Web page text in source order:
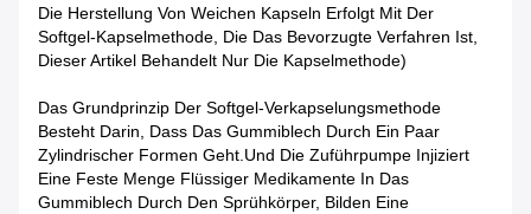
Die Herstellung Von Weichen Kapseln Erfolgt Mit Der
Softgel-Kapselmethode, Die Das Bevorzugte Verfahren Ist,
Dieser Artikel Behandelt Nur Die Kapselmethode)
Das Grundprinzip Der Softgel-Verkapselungsmethode
Besteht Darin, Dass Das Gummiblech Durch Ein Paar
Zylindrischer Formen Geht.und Die Zuführpumpe Injiziert
Eine Feste Menge Flüssiger Medikamente In Das
Gummiblech Durch Den Sprühkörper, Bilden Eine